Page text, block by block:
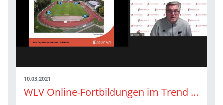
10.03.2021
WLV Online-Fortbildungen im Trend – die nächsten Highlights